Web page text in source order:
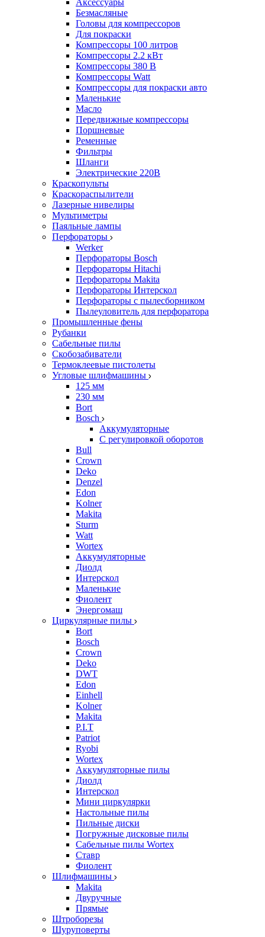
Аксессуары
Безмасляные
Головы для компрессоров
Для покраски
Компрессоры 100 литров
Компрессоры 2.2 кВт
Компрессоры 380 В
Компрессоры Watt
Компрессоры для покраски авто
Маленькие
Масло
Передвижные компрессоры
Поршневые
Ременные
Фильтры
Шланги
Электрические 220В
Краскопульты
Краскораспылители
Лазерные нивелиры
Мультиметры
Паяльные лампы
Перфораторы
Werker
Перфораторы Bosch
Перфораторы Hitachi
Перфораторы Makita
Перфораторы Интерскол
Перфораторы с пылесборником
Пылеуловитель для перфоратора
Промышленные фены
Рубанки
Сабельные пилы
Скобозабиватели
Термоклеевые пистолеты
Угловые шлифмашины
125 мм
230 мм
Bort
Bosch
Аккумуляторные
С регулировкой оборотов
Bull
Crown
Deko
Denzel
Edon
Kolner
Makita
Sturm
Watt
Wortex
Аккумуляторные
Диолд
Интерскол
Маленькие
Фиолент
Энергомаш
Циркулярные пилы
Bort
Bosch
Crown
Deko
DWT
Edon
Einhell
Kolner
Makita
P.I.T
Patriot
Ryobi
Wortex
Аккумуляторные пилы
Диолд
Интерскол
Мини циркулярки
Настольные пилы
Пильные диски
Погружные дисковые пилы
Сабельные пилы Wortex
Ставр
Фиолент
Шлифмашины
Makita
Двуручные
Прямые
Штроборезы
Шуруповерты